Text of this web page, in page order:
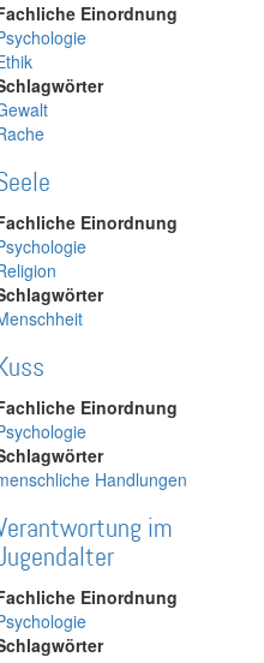
Einordnung
Einordnung
Einordnung
Handlungen
im
Einordnung